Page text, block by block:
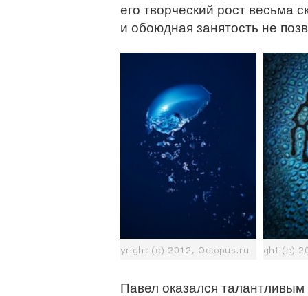
его творческий рост весьма
и обоюдная занятость не
Павел оказался